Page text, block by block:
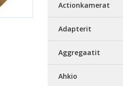
Actionkamerat
Adapterit
Aggregaatit
Ahkio